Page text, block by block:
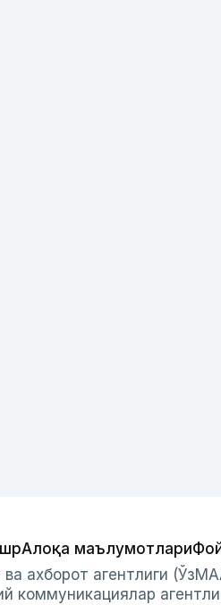
Алоқа маълумотлари
ахборот агентлиги
коммуникациялар